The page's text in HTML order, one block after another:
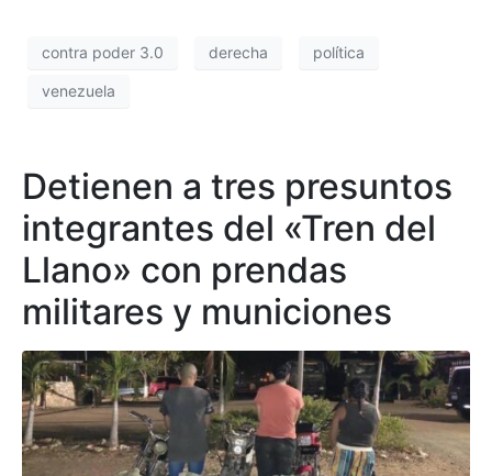
contra poder 3.0 derecha política
venezuela
Detienen a tres presuntos
integrantes del «Tren del
Llano» con prendas
militares y municiones